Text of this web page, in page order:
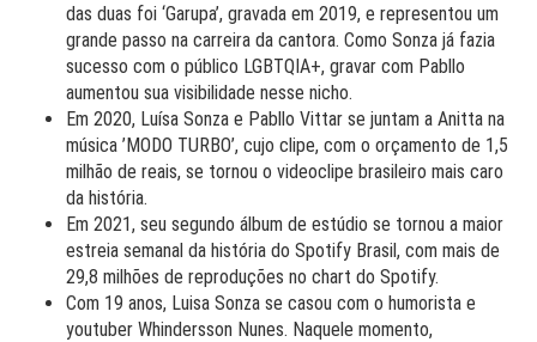
das duas foi ‘Garupa’, gravada em 2019, e representou um
grande passo na carreira da cantora. Como Sonza já fazia
sucesso com o público LGBTQIA+, gravar com Pabllo
aumentou sua visibilidade nesse nicho.
Em 2020, Luísa Sonza e Pabllo Vittar se juntam a Anitta na
música ’MODO TURBO’, cujo clipe, com o orçamento de 1,5
milhão de reais, se tornou o videoclipe brasileiro mais caro
da história.
Em 2021, seu segundo álbum de estúdio se tornou a maior
estreia semanal da história do Spotify Brasil, com mais de
29,8 milhões de reproduções no chart do Spotify.
Com 19 anos, Luisa Sonza se casou com o humorista e
youtuber Whindersson Nunes. Naquele momento,